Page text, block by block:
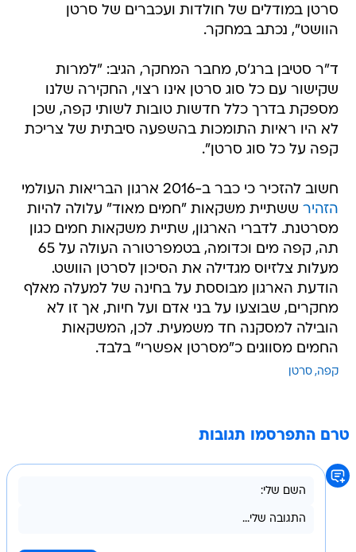
סרטן במודלים של חולדות ועכברים של סרטן
הוושט", נכתב במחקר.
ד"ר סטיבן ברג'ס, מחבר המחקר, הגיב: "למרות
שקישור עם כל סוג סרטן אינו רצוי, החקירה שלנו
מספקת בדרך כלל חדשות טובות לשותי קפה, שכן
לא היו ראיות התומכות בהשפעה סיבתית של צריכת
קפה על כל סוג סרטן".
חשוב להזכיר כי כבר ב-2016 ארגון הבריאות העולמי
הזהיר ששתיית משקאות "חמים מאוד" עלולה להיות
מסרטנת. לדברי הארגון, שתיית משקאות חמים כגון
תה, קפה מים וכדומה, בטמפרטורה העולה על 65
מעלות צלזיוס מגדילה את הסיכון לסרטן הוושט.
הודעת הארגון מבוססת על בחינה של למעלה מאלף
מחקרים, שבוצעו על בני אדם ועל חיות, אך זו לא
הובילה למסקנה חד משמעית. לכן, המשקאות
החמים מסווגים כ"מסרטן אפשרי" בלבד.
קפה סרטן
טרם התפרסמו תגובות